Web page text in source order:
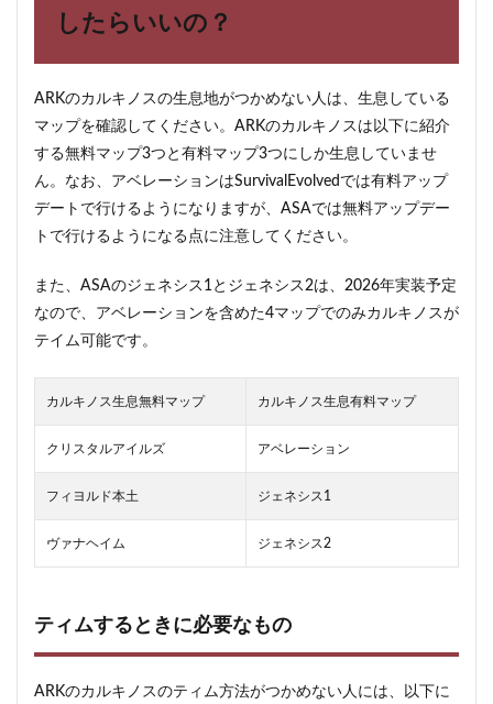
したらいいの？
ARKのカルキノスの生息地がつかめない人は、生息している
マップを確認してください。ARKのカルキノスは以下に紹介
する無料マップ3つと有料マップ3つにしか生息していませ
ん。なお、アベレーションはSurvivalEvolvedでは有料アップ
デートで行けるようになりますが、ASAでは無料アップデー
トで行けるようになる点に注意してください。
また、ASAのジェネシス1とジェネシス2は、2026年実装予定
なので、アベレーションを含めた4マップでのみカルキノスが
テイム可能です。
カルキノス生息無料マップ カルキノス生息有料マップ
クリスタルアイルズ アベレーション
フィヨルド本土 ジェネシス1
ヴァナヘイム ジェネシス2
ティムするときに必要なもの
ARKのカルキノスのティム方法がつかめない人には、以下に